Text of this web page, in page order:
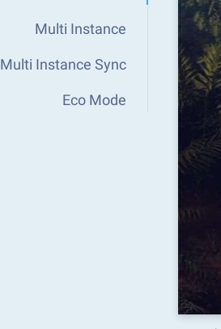
Multi Instance
Multi Instance Sync
Eco Mode